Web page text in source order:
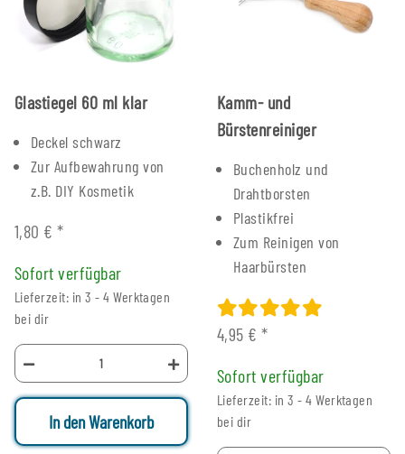
Glastiegel 60 ml klar
Deckel schwarz
Zur Aufbewahrung von
z.B. DIY Kosmetik
1,80 €*
Sofort verfügbar
Lieferzeit: in 3 - 4 Werktagen
bei dir
In den Warenkorb
Kamm- und
Bürstenreiniger
Buchenholz und
Drahtborsten
Plastikfrei
Zum Reinigen von
Haarbürsten
4,95 €*
Sofort verfügbar
Lieferzeit: in 3 - 4 Werktagen
bei dir